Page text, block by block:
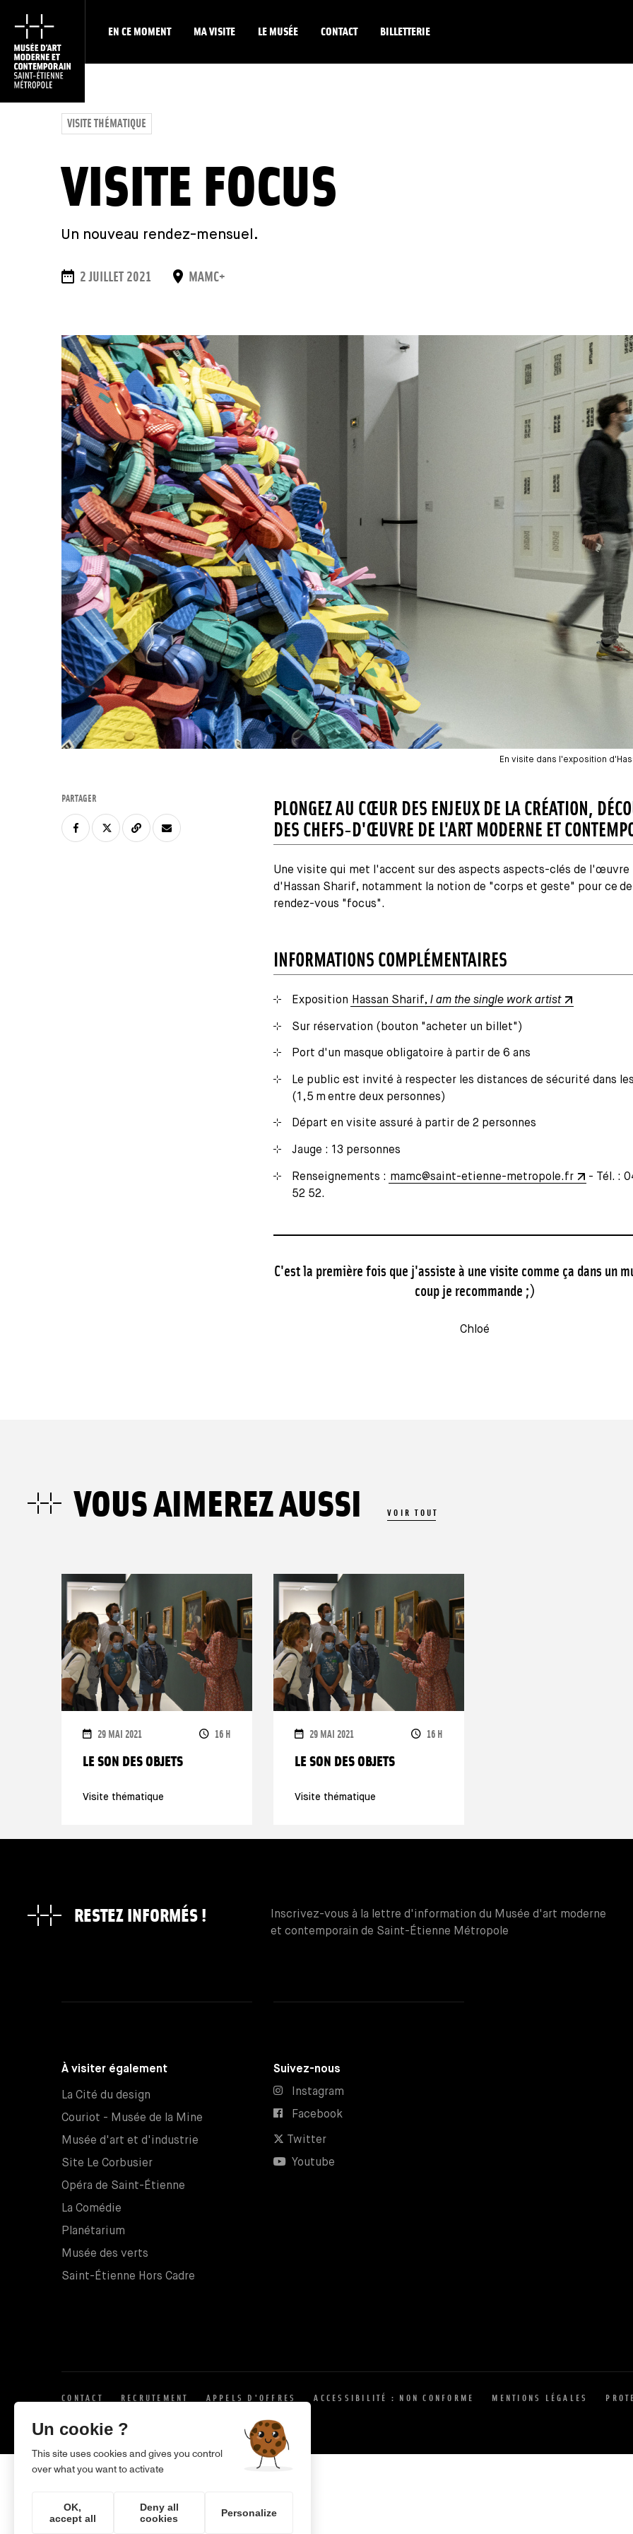
EN CE MOMENT MA VISITE LE MUSÉE CONTACT BILLETTERIE
VISITE THÉMATIQUE
VISITE FOCUS
Un nouveau rendez-mensuel.
DATES
2 JUILLET 2021 LIEU
MAMC+
En visite dans l'exposition
PLONGEZ AU CŒUR DES ENJEUX DE LA CRÉATION,
DES CHEFS-D'ŒUVRE DE L'ART MODERNE ET
Une visite qui met l'accent sur des aspects aspects-clés de l'œuvre
d'Hassan Sharif, notamment la notion de "corps et geste" pour ce
rendez-vous "focus".
INFORMATIONS COMPLÉMENTAIRES
Exposition Hassan Sharif, I am the single work artist
Sur réservation (bouton "acheter un billet")
Port d'un masque obligatoire à partir de 6 ans
Le public est invité à respecter les distances de sécurité dans
(1,5 m entre deux personnes)
Départ en visite assuré à partir de 2 personnes
Jauge : 13 personnes
Renseignements : mamc@saint-etienne-metropole.fr
- Tél. :
52 52.
C'est la première fois que j'assiste à une visite comme ça dans un
coup je recommande ;)
Chloé
PARTAGER
VOUS AIMEREZ AUSSI VOIR TOUT
LE SON DES OBJETS
Visite thématique
DATES
29 MAI 2021 HORAIRES
16 H
LE SON DES OBJETS
Visite thématique
DATES
29 MAI 2021 HORAIRES
16 H
RESTEZ INFORMÉS !
Inscrivez-vous à la lettre d'information du Musée d'art moderne
et contemporain de Saint-Étienne Métropole
À visiter également
La Cité du design
Couriot - Musée de la Mine
Musée d'art et d'industrie
Site Le Corbusier
Opéra de Saint-Étienne
La Comédie
Planétarium
Musée des verts
Saint-Étienne Hors Cadre
Suivez-nous
Instagram
Facebook
TwitterNouvelle fenêtre
Youtube
CONTACT RECRUTEMENT APPELS D'OFFRES ACCESSIBILITÉ : NON CONFORME MENTIONS LÉGALES
Un cookie ?
This site uses cookies and gives you control
over what you want to activate
OK,
accept all
Deny all
cookies
Personalize